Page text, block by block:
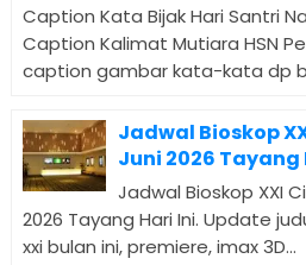
Caption Kata Bijak Hari Santri
Caption Kalimat Mutiara HSN
caption gambar kata-kata dp
Jadwal Bioskop
Juni 2026 Tayang
Jadwal Bioskop XXI
2026 Tayang Hari Ini. Update
xxi bulan ini, premiere, imax 3D...